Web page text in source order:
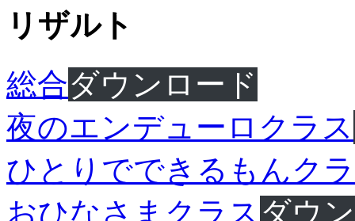
リザルト
総合ダウンロード
夜のエンデューロクラス
ひとりでできるもんク
おひなさまクラス ダウ